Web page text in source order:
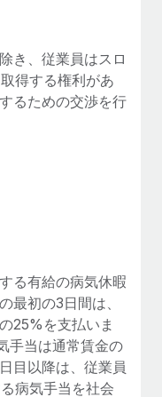
とXeroの統合お
（契約社員管理
機能、改良点をリリー
守る方法
。多額の資金がシステ
ため、自社のビジネス
き、従業員はスロ
得する権利があ
るための交渉を行
る有給の病気休暇
最初の3日間は、
25%を支払いま
手当は通常賃金の
目以降は、従業員
病気手当を社会